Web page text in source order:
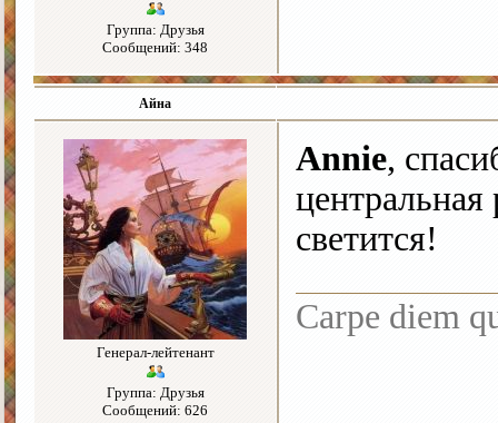
Группа: Друзья
Сообщений: 348
Айна
Генерал-лейтенант
Группа: Друзья
Сообщений: 626
Annie,
светится!
Carpe diem